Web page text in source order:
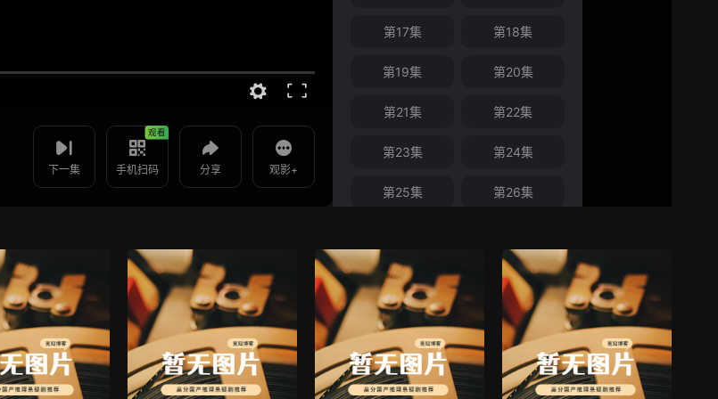
下一集
观看
手机扫码
还我录取通知书 -第40集
分享 观影+
教程：把手机影片投到电视上播放
第17集 第18集
第19集 第20集
第21集 第22集
第23集 第24集
第25集 第26集
第29集 第30集
第31集 第32集
第33集 第34集
第35集 第36集